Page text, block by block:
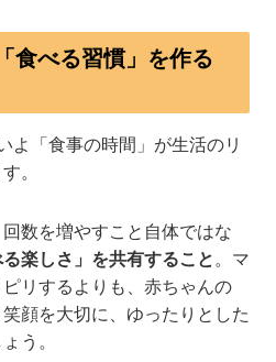
食べる習慣」を作る
よ「食事の時間」が生活のリ
。
数を増やすこと自体ではな
る楽しさ」を共有すること 。マ
リするよりも、赤ちゃんの
笑顔を大切に、ゆったりとした
う。